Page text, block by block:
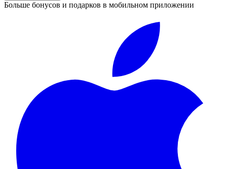
Больше бонусов и подарков в мобильном приложении